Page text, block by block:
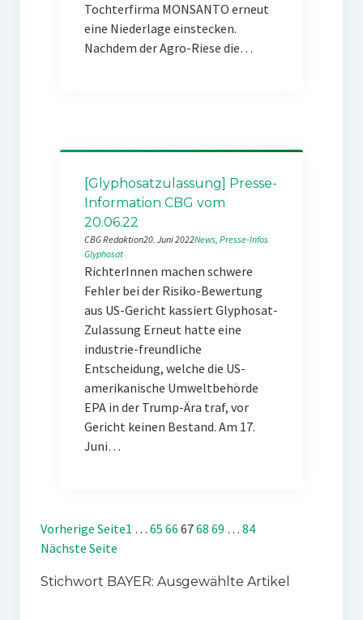
Tochterfirma MONSANTO erneut
eine Niederlage einstecken.
Nachdem der Agro-Riese die…
[Glyphosatzulassung] Presse-
Information CBG vom
20.06.22
CBG Redaktion20. Juni 2022News, Presse-Infos
Glyphosat
RichterInnen machen schwere
Fehler bei der Risiko-Bewertung
aus US-Gericht kassiert Glyphosat-
Zulassung Erneut hatte eine
industrie-freundliche
Entscheidung, welche die US-
amerikanische Umweltbehörde
EPA in der Trump-Ära traf, vor
Gericht keinen Bestand. Am 17.
Juni…
Vorherige Seite1 … 65 66 6768 69 … 84
Nächste Seite
Stichwort BAYER: Ausgewählte Artikel